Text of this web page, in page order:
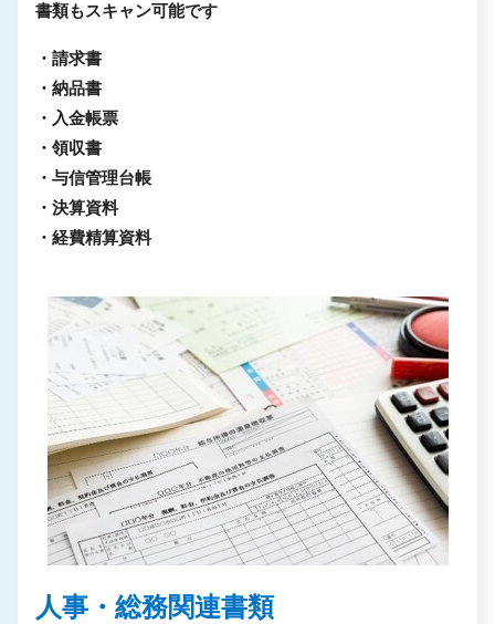
書類もスキャン可能です
・請求書
・納品書
・入金帳票
・領収書
・与信管理台帳
・決算資料
・経費精算資料
人事・総務関連書類